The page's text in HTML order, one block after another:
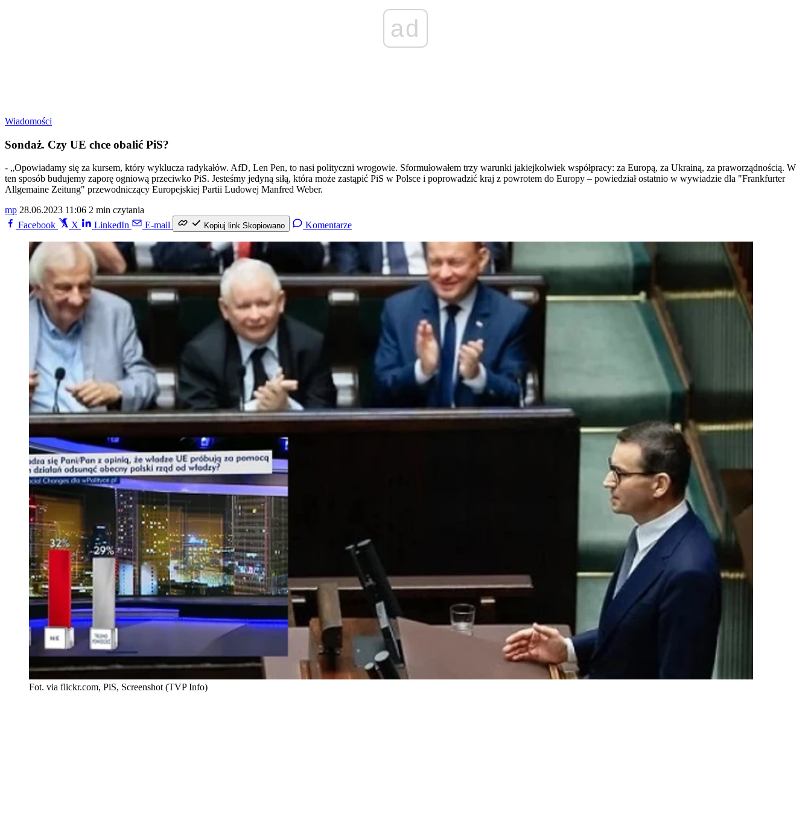
ad
Wiadomości
Sondaż. Czy UE chce obalić PiS?
- „Opowiadamy się za kursem, który wyklucza radykałów. AfD, Len Pen, to nasi polityczni wrogowie. Sformułowałem trzy warunki jakiejkolwiek współpracy: za Europą, za Ukrainą, za praworządnością. W
ten sposób budujemy zaporę ogniową przeciwko PiS. Jesteśmy jedyną siłą, która może zastąpić PiS w Polsce i poprowadzić kraj z powrotem do Europy – powiedział ostatnio w wywiadzie dla "Frankfurter
Allgemaine Zeitung" przewodniczący Europejskiej Partii Ludowej Manfred Weber.
mp 28.06.2023 11:06 2 min czytania
Facebook
X LinkedIn E-mail Kopiuj link Skopiowano Komentarze
Fot. via flickr.com, PiS, Screenshot (TVP Info)